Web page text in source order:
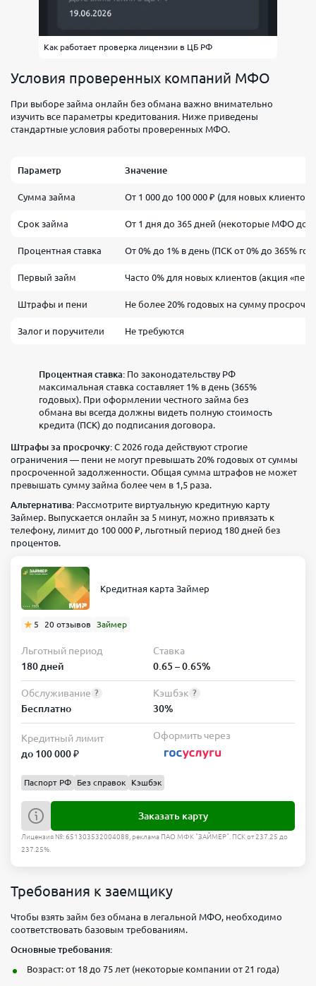
Как работает проверка лицензии в ЦБ РФ
Условия проверенных компаний МФО
При выборе займа онлайн без обмана важно внимательно
изучить все параметры кредитования. Ниже приведены
стандартные условия работы проверенных МФО.
Параметр Значение
Сумма займа От 1 000 до 100 000 ₽ (для новых клиентов
Срок займа От 1 дня до 365 дней (некоторые МФО до
Процентная ставка От 0% до 1% в день (ПСК от 0% до 365%
Первый займ Часто 0% для новых клиентов (акция
Штрафы и пени Не более 20% годовых на сумму
Залог и поручители Не требуются
Процентная ставка: По законодательству РФ
максимальная ставка составляет 1% в день (365%
годовых). При оформлении честного займа без
обмана вы всегда должны видеть полную стоимость
кредита (ПСК) до подписания договора.
Штрафы за просрочку: С 2026 года действуют строгие
ограничения — пени не могут превышать 20% годовых от суммы
просроченной задолженности. Общая сумма штрафов не может
превышать сумму займа более чем в 1,5 раза.
Альтернатива: Рассмотрите виртуальную кредитную карту
Займер. Выпускается онлайн за 5 минут, можно привязать к
телефону, лимит до 100 000 ₽, льготный период 180 дней без
процентов.
Кредитная карта Займер
5 20 отзывов Займер
Льготный период
180 дней
Ставка
0.65 – 0.65%
Обслуживание ?
Бесплатно
Кэшбэк ?
30%
Кредитный лимит
до 100 000 ₽
Оформить через
Паспорт РФ Без справок Кэшбэк
Заказать карту
Лицензия №: 651303532004088, реклама ПАО МФК "ЗАЙМЕР". ПСК от 237.25 до
237.25%.
Требования к заемщику
Чтобы взять займ без обмана в легальной МФО, необходимо
соответствовать базовым требованиям.
Основные требования:
Возраст: от 18 до 75 лет (некоторые компании от 21 года)